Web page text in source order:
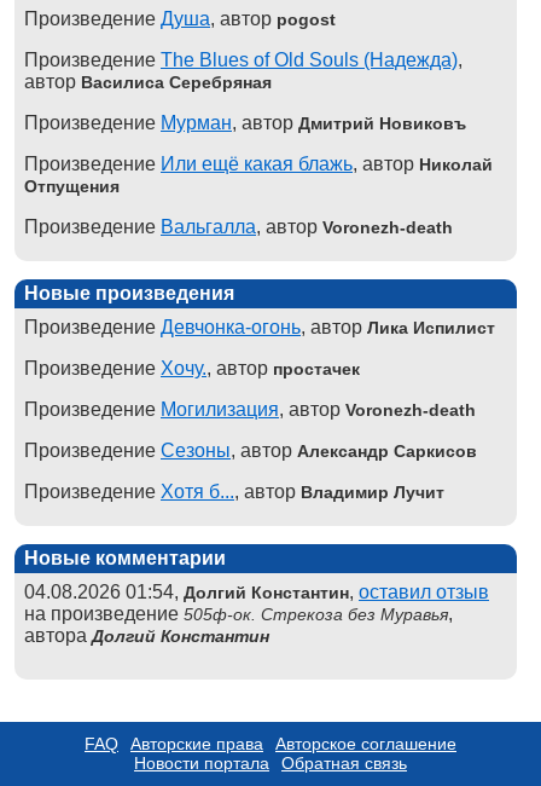
Произведение Душа, автор pogost
Произведение The Blues of Old Souls (Надежда),
автор Василиса Серебряная
Произведение Мурман, автор Дмитрий Новиковъ
Произведение Или ещё какая блажь, автор Николай
Отпущения
Произведение Вальгалла, автор Voronezh-death
Новые произведения
Произведение Девчонка-огонь, автор Лика Испилист
Произведение Хочу., автор простачек
Произведение Могилизация, автор Voronezh-death
Произведение Сезоны, автор Александр Саркисов
Произведение Хотя б..., автор Владимир Лучит
Новые комментарии
04.08.2026 01:54, Долгий Константин, оставил отзыв
на произведение 505ф-ок. Стрекоза без Муравья,
автораДолгий Константин
FAQ Авторские права
Авторское соглашение
Новости портала
Обратная связь